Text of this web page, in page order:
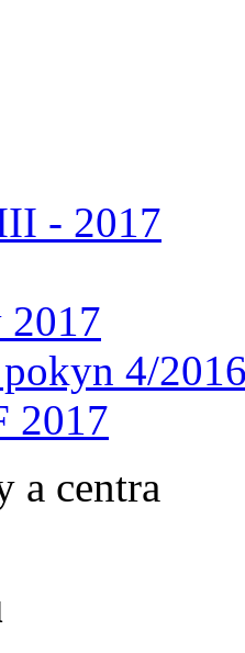
- 2017
4/
2017
a centra